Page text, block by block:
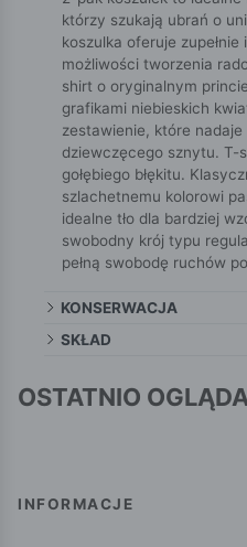
którzy szukają ubrań o
koszulka oferuje
możliwości tworzenia
shirt o oryginalnym
grafikami niebieskich
zestawienie, które
dziewczęcego sznytu. T-
gołębiego błękitu.
szlachetnemu kolorowi
idealne tło dla bardziej
swobodny krój typu
pełną swobodę ruchów
KONSERWACJA
SKŁAD
OSTATNIO
INFORMACJE